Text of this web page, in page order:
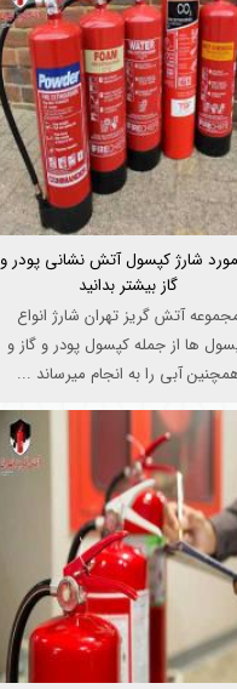
شارژ کپسول آتش نشانی پودر و
گاز بیشتر بدانید
آتش گریز تهران شارژ انواع
ها از جمله کپسول پودر و گاز و
آبی را به انجام میرساند ...